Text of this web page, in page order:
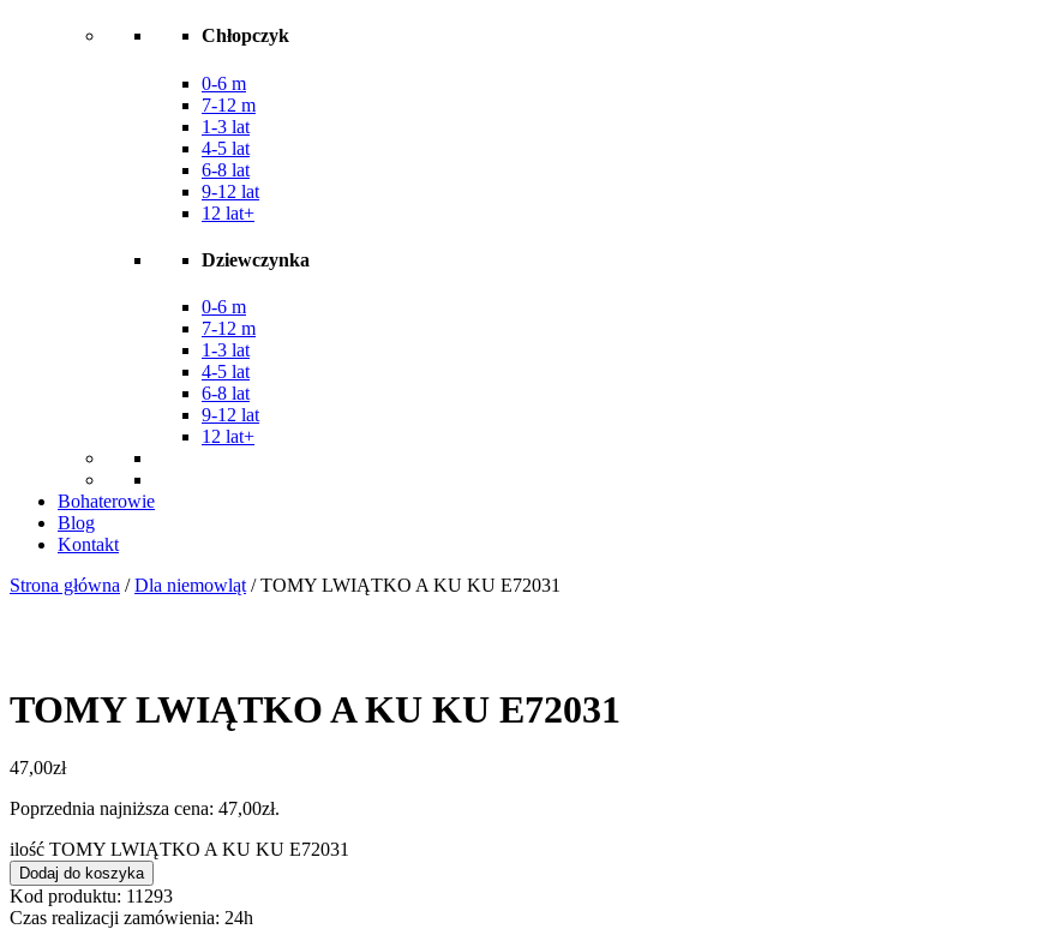
Chłopczyk
0-6 m
7-12 m
1-3 lat
4-5 lat
6-8 lat
9-12 lat
12 lat+
Dziewczynka
0-6 m
7-12 m
1-3 lat
4-5 lat
6-8 lat
9-12 lat
12 lat+
Bohaterowie
Blog
Kontakt
Strona główna /Dla niemowląt / TOMY LWIĄTKO A KU KU E72031
TOMY LWIĄTKO A KU KU E72031
47,00zł
Poprzednia najniższa cena: 47,00zł.
ilość TOMY LWIĄTKO A KU KU E72031
Dodaj do koszyka
Kod produktu: 11293
Czas realizacji zamówienia: 24h